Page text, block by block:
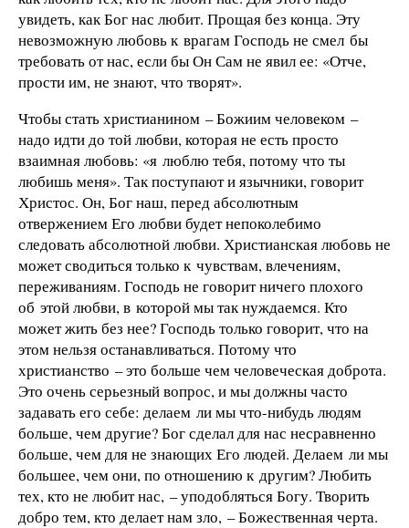
увидеть, как Бог нас любит. Прощая без конца. Эту
невозможную любовь к врагам Господь не смел бы
требовать от нас, если бы Он Сам не явил ее: «Отче,
прости им, не знают, что творят».
Чтобы стать христианином – Божиим человеком –
надо идти до той любви, которая не есть просто
взаимная любовь: «я люблю тебя, потому что ты
любишь меня». Так поступают и язычники, говорит
Христос. Он, Бог наш, перед абсолютным
отвержением Его любви будет непоколебимо
следовать абсолютной любви. Христианская любовь не
может сводиться только к чувствам, влечениям,
переживаниям. Господь не говорит ничего плохого
об этой любви, в которой мы так нуждаемся. Кто
может жить без нее? Господь только говорит, что на
этом нельзя останавливаться. Потому что
христианство – это больше чем человеческая доброта.
Это очень серьезный вопрос, и мы должны часто
задавать его себе: делаем ли мы что-нибудь людям
больше, чем другие? Бог сделал для нас несравненно
больше, чем для не знающих Его людей. Делаем ли мы
большее, чем они, по отношению к другим? Любить
тех, кто не любит нас, – уподобляться Богу. Творить
добро тем, кто делает нам зло, – Божественная черта.